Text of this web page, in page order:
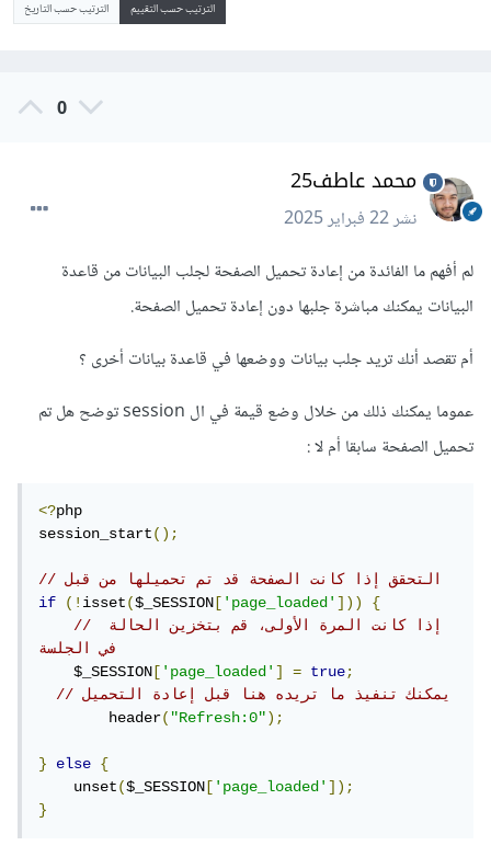
الترتيب حسب التقييم الترتيب حسب التاريخ
0
محمد عاطف25
نشر22 فبراير 2025
لم أفهم ما الفائدة من إعادة تحميل الصفحة لجلب البيانات من قاعدة
البيانات يمكنك مباشرة جلبها دون إعادة تحميل الصفحة.
أم تقصد أنك تريد جلب بيانات ووضعها في قاعدة بيانات أخرى ؟
عموما يمكنك ذلك من خلال وضع قيمة في ال session توضح هل تم
تحميل الصفحة سابقا أم لا
<?php
session_start();
// التحقق إذا كانت الصفحة قد تم تحميلها من قبل
if
(!isset($_SESSION ['page_loaded']))
{
// إذا كانت المرة الأولى، قم بتخزين الحالة
في الجلسة
    $_SESSION
['page_loaded'] = true;
// يمكنك تنفيذ ما تريده هنا قبل إعادة التحميل
	header
("Refresh:0");
} else
{
    unset
($_SESSION ['page_loaded']);
}